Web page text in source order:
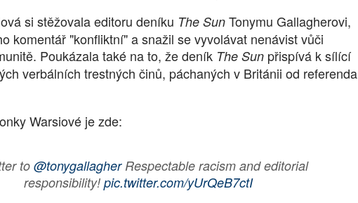
si stěžovala editoru deníku The Sun Tonymu Gallagherovi,
komentář "konfliktní" a snažil se vyvolávat nenávist vůči
Poukázala také na to, že deník The Sun přispívá k sílící
verbálních trestných činů, páchaných v Británii od referenda
Warsiové je zde:
to@tonygallagherRespectable racism and editorial
responsibility! pic.twitter.com/yUrQeB7ctI